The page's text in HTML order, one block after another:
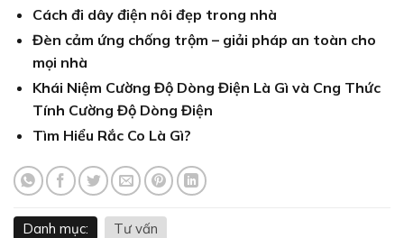
Cách đi dây điện nôi đẹp trong nhà
Đèn cảm ứng chống trộm – giải pháp an toàn cho
mọi nhà
Khái Niệm Cường Độ Dòng Điện Là Gì và Cng Thức
Tính Cường Độ Dòng Điện
Tìm Hiểu Rắc Co Là Gì?
Danh mục: Tư vấn